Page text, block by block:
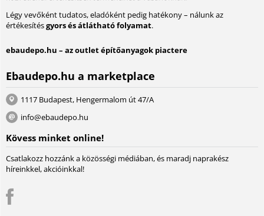
Légy vevőként tudatos, eladóként pedig hatékony – nálunk az
értékesítésgyors és átlátható folyamat.
ebaudepo.hu – az outlet építőanyagok piactere
Ebaudepo.hu a marketplace
1117 Budapest, Hengermalom út 47/A
info@ebaudepo.hu
Kövess minket online!
Csatlakozz hozzánk a közösségi médiában, és maradj naprakész
híreinkkel, akcióinkkal!